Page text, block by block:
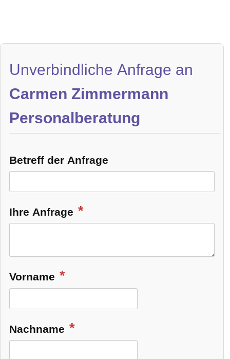
Unverbindliche Anfrage an
Carmen Zimmermann
Personalberatung
Betreff der Anfrage
Ihre Anfrage
Vorname
Nachname